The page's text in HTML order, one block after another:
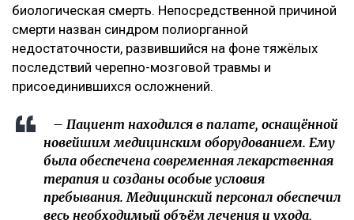
биологическая смерть. Непосредственной причиной
смерти назван синдром полиорганной
недостаточности, развившийся на фоне тяжёлых
последствий черепно-мозговой травмы и
присоединившихся осложнений.
– Пациент находился в палате, оснащённой
новейшим медицинским оборудованием. Ему
была обеспечена современная лекарственная
терапия и созданы особые условия
пребывания. Медицинский персонал обеспечил
весь необходимый объём лечения и ухода,